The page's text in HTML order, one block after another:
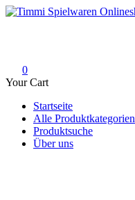
Skip
0
Your Cart
Startseite
Alle Produktkategorien
Produktsuche
Über uns